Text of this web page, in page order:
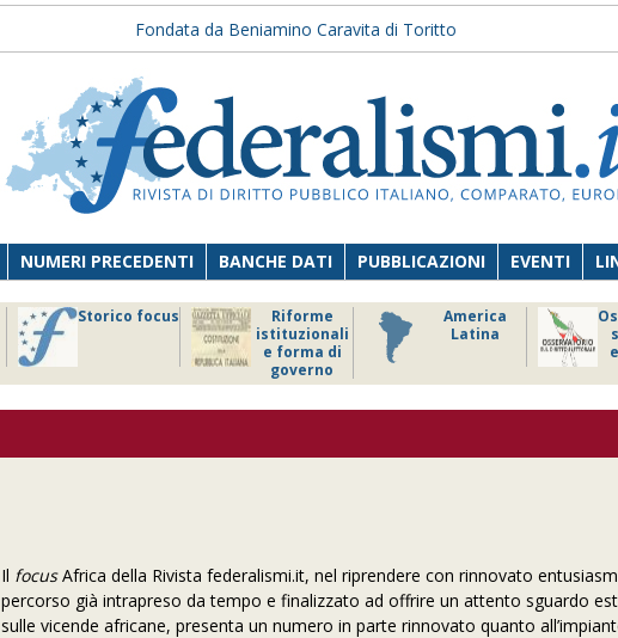
Fondata da Beniamino Caravita di Toritto
NUMERI PRECEDENTI BANCHE DATI PUBBLICAZIONI EVENTI
Storico focus
Riforme
istituzionali
e forma di
governo
America
Latina
Il focusAfrica della Rivista federalismi.it, nel riprendere con rinnovato
percorso già intrapreso da tempo e finalizzato ad offrire un attento sguardo
sulle vicende africane, presenta un numero in parte rinnovato quanto